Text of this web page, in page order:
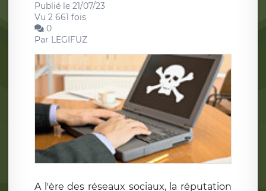
Publié le 21/07/23
Vu 2 661 fois
0
Par LEGIFUZ
A l'ère des réseaux sociaux, la réputation